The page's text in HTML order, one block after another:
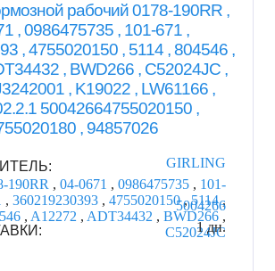
рабочий 0178-190RR ,
, 0986475735 , 101-671 ,
, 4755020150 , 5114 , 804546 ,
, BWD266 , C52024JC ,
, K19022 , LW61166 ,
50042664755020150 ,
, 94857026
GIRLING
190RR ,04-0671 ,0986475735 , 101-
,360219230393 ,4755020150,5114,
, A12272 , ADT34432 ,BWD266 ,
C52024JC
5004266
1 дн.